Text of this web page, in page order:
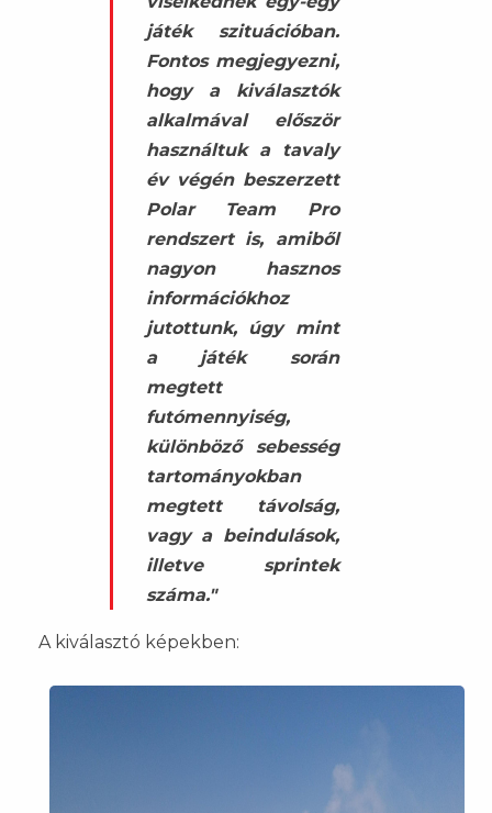
játék szituációban.
Fontos megjegyezni,
hogy a kiválasztók
alkalmával először
használtuk a tavaly
év végén beszerzett
Polar Team Pro
rendszert is, amiből
nagyon hasznos
információkhoz
jutottunk, úgy mint
a játék során
megtett
futómennyiség,
különböző sebesség
tartományokban
megtett távolság,
vagy a beindulások,
illetve sprintek
száma."
A kiválasztó képekben: